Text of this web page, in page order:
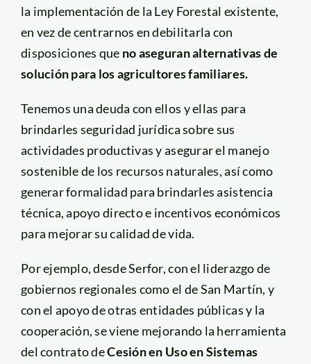
la implementación de la Ley Forestal existente,
en vez de centrarnos en debilitarla con
disposiciones que no aseguran alternativas de
solución para los agricultores familiares.
Tenemos una deuda con ellos y ellas para
brindarles seguridad jurídica sobre sus
actividades productivas y asegurar el manejo
sostenible de los recursos naturales, así como
generar formalidad para brindarles asistencia
técnica, apoyo directo e incentivos económicos
para mejorar su calidad de vida.
Por ejemplo, desde Serfor, con el liderazgo de
gobiernos regionales como el de San Martín, y
con el apoyo de otras entidades públicas y la
cooperación, se viene mejorando la herramienta
del contrato deCesión en Uso en Sistemas